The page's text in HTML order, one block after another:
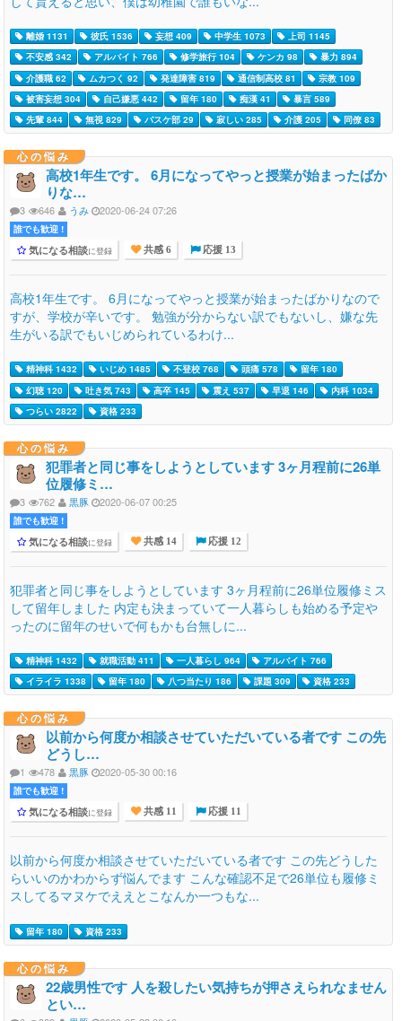
離婚 1131 彼氏 1536 妄想 409 中学生 1073
上司 1145
不安感 342
アルバイト 766 修学旅行 104 ケンカ 98
暴力 894
介護職 62
ムカつく 92 発達障害 819 通信制高校 81
宗教 109
被害妄想 304
自己嫌悪 442 留年 180 痴漢 41
暴言 589
先輩 844
無視 829 バスケ部 29 寂しい 285 介護 205 同僚 83
心の悩み
高校1年生です。 6月になってやっと授業が始まったばか
りな…
3 646 うみ 2020-06-24 07:26
誰でも歓迎 !
気になる相談に登録 共感 6 応援 13
高校1年生です。 6月になってやっと授業が始まったばかりなので
すが、学校が辛いです。 勉強が分からない訳でもないし、嫌な先
生がいる訳でもいじめられているわけ...
精神科 1432 いじめ 1485 不登校 768 頭痛 578
留年 180
幻聴 120
吐き気 743 高卒 145 震え 537 早退 146
内科 1034
つらい 2822
資格 233
心の悩み
犯罪者と同じ事をしようとしています 3ヶ月程前に26単
位履修ミ…
3 762 黒豚 2020-06-07 00:25
誰でも歓迎 !
気になる相談に登録 共感 14 応援 12
犯罪者と同じ事をしようとしています 3ヶ月程前に26単位履修ミス
して留年しました 内定も決まっていて一人暮らしも始める予定や
ったのに留年のせいで何もかも台無しに...
精神科 1432 就職活動 411 一人暮らし 964
アルバイト 766
イライラ 1338
留年 180 八つ当たり 186 課題 309 資格 233
心の悩み
以前から何度か相談させていただいている者です この先
どうし…
1 478 黒豚 2020-05-30 00:16
誰でも歓迎 !
気になる相談に登録 共感 11 応援 11
以前から何度か相談させていただいている者です この先どうした
らいいのかわからず悩んでます こんな確認不足で26単位も履修ミ
スしてるマヌケでええとこなんか一つもな...
留年 180 資格 233
心の悩み
22歳男性です 人を殺したい気持ちが押さえられなません
とい…